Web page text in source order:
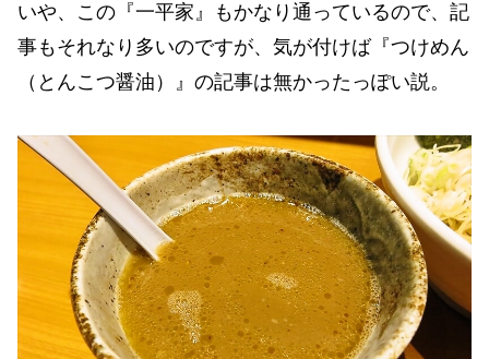
いや、この『一平家』もかなり通っているので、記
事もそれなり多いのですが、気が付けば『つけめん
（とんこつ醤油）』の記事は無かったっぽい説。